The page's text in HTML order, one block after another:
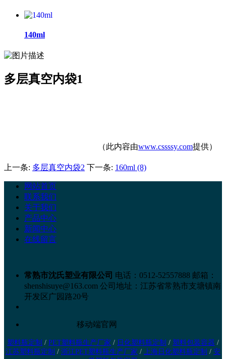
140ml
多层真空内袋1
（此内容由www.cssssy.com提供）
上一条: 多层真空内袋2 下一条: 160ml (8)
网站首页
联系我们
关于我们
产品中心
新闻中心
在线留言
常熟市沈氏塑业有限公司 电话：0512-52557888 邮箱：
shenshisuye@163.com 公司地址：江苏省常熟市支塘镇南
开发区广园路20号
移动端官网
塑料瓶定制 / PET塑料瓶生产厂家 / 日化塑料瓶定制 / 塑料包装容器 /
江苏塑料瓶定制 / 浙江PET塑料瓶生产厂家 / 上海日化塑料瓶定制 / 安